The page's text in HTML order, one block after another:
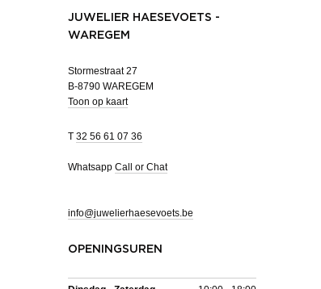
JUWELIER HAESEVOETS -
WAREGEM
Stormestraat 27
B-8790 WAREGEM
Toon op kaart
T 32 56 61 07 36
Whatsapp Call or Chat
info@juwelierhaesevoets.be
OPENINGSUREN